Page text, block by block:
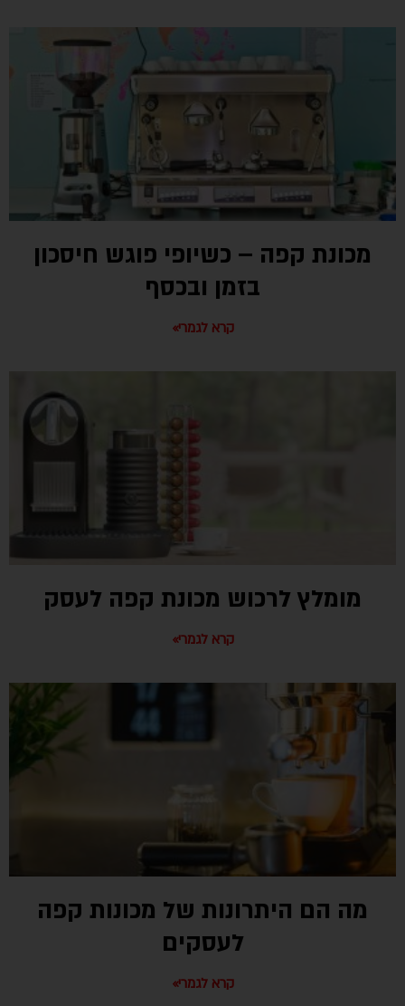
מכונת קפה – כשיופי פוגש חיסכון
בזמן ובכסף
קרא לגמרי»
מומלץ לרכוש מכונת קפה לעסק
קרא לגמרי»
מה הם היתרונות של מכונות קפה
לעסקים
קרא לגמרי»